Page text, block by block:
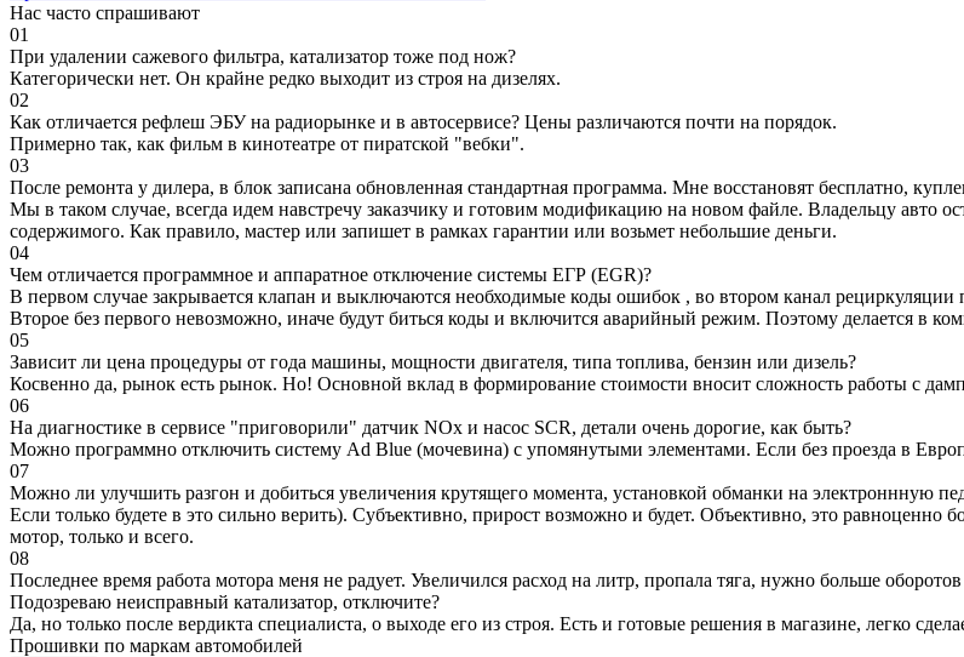
Нас часто спрашивают
01
При удалении сажевого фильтра, катализатор тоже под нож?
Категорически нет. Он крайне редко выходит из строя на дизелях.
02
Как отличается рефлеш ЭБУ на радиорынке и в автосервисе? Цены различаются почти на порядок.
Примерно так, как фильм в кинотеатре от пиратской "вебки".
03
После ремонта у дилера, в блок записана обновленная стандартная программа. Мне восстановят бесплатно,
Мы в таком случае, всегда идем навстречу заказчику и готовим модификацию на новом файле. Владельцу авто
содержимого. Как правило, мастер или запишет в рамках гарантии или возьмет небольшие деньги.
04
Чем отличается программное и аппаратное отключение системы ЕГР (EGR)?
В первом случае закрывается клапан и выключаются необходимые коды ошибок , во втором канал рециркуляции
Второе без первого невозможно, иначе будут биться коды и включится аварийный режим. Поэтому делается в
05
Зависит ли цена процедуры от года машины, мощности двигателя, типа топлива, бензин или дизель?
Косвенно да, рынок есть рынок. Но! Основной вклад в формирование стоимости вносит сложность работы с
06
На диагностике в сервисе "приговорили" датчик NOx и насос SCR, детали очень дорогие, как быть?
Можно программно отключить систему Ad Blue (мочевина) с упомянутыми элементами. Если без проезда в
07
Можно ли улучшить разгон и добиться увеличения крутящего момента, установкой обманки на электроннную
Если только будете в это сильно верить). Субъективно, прирост возможно и будет. Объективно, это равноценно
мотор, только и всего.
08
Последнее время работа мотора меня не радует. Увеличился расход на литр, пропала тяга, нужно больше
Подозреваю неисправный катализатор, отключите?
Да, но только после вердикта специалиста, о выходе его из строя. Есть и готовые решения в магазине, легко
Прошивки по маркам автомобилей